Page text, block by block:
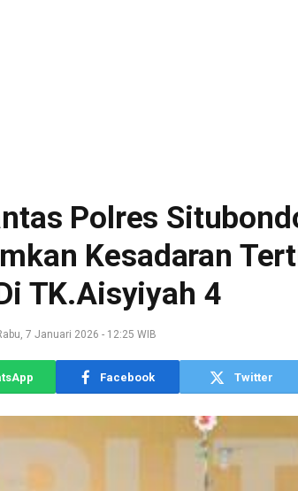
Polres
Kesadaran
TK.Aisyiyah 4
7 Januari 2026 - 12:25 WIB
Facebook Twitter